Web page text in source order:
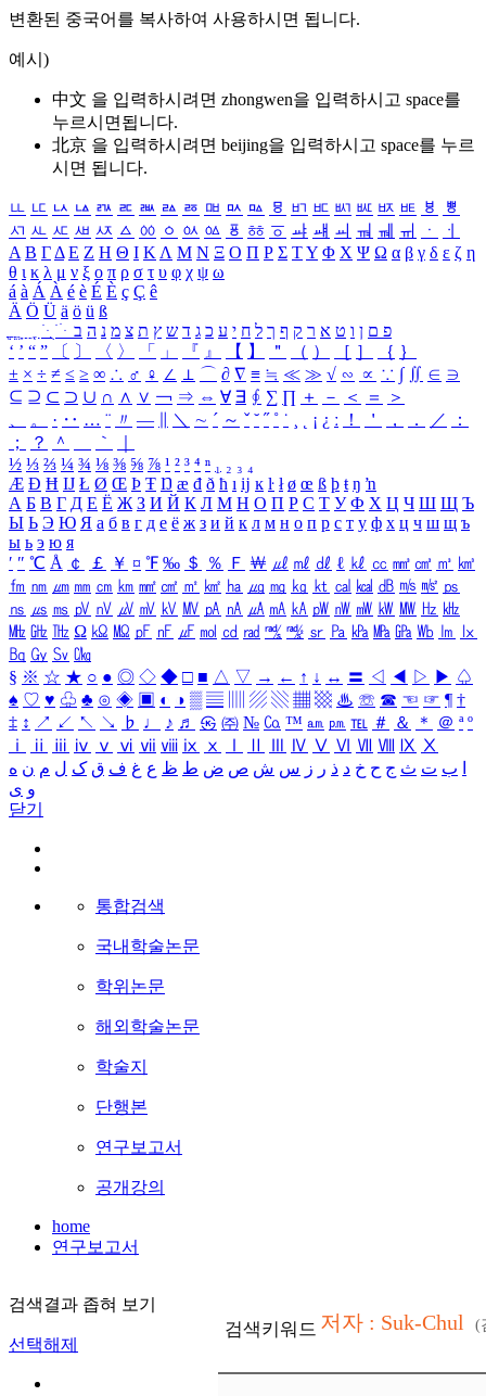
변환된 중국어를 복사하여 사용하시면 됩니다.
예시)
中文 을 입력하시려면 zhongwen을 입력하시고 space를
누르시면됩니다.
北京 을 입력하시려면 beijing을 입력하시고 space를 누르
시면 됩니다.
ㅥ ㅦ ㅧ ㅨ ㅩ ㅪ ㅫ ㅬ ㅭ ㅮ ㅯ ㅰ ㅱ ㅲ ㅳ ㅴ ㅵ ㅶ ㅷ ㅸ
ㅹ
ㅺ ㅻ ㅼ ㅽ ㅾ ㅿ ㆀ ㆁ ㆂ ㆃ ㆄ ㆅ ㆆ ㆇ ㆈ ㆉ ㆊ ㆋ ㆌ ㆍ
ㆎ
Α Β ΓΔ Ε Ζ Η Θ Ι ΚΛ Μ Ν Ξ Ο Π Ρ Σ ΤΥ Φ Χ Ψ Ω α β γ δ ε ζ η
θ ι κ λ μ ν ξ ο π ρ σ τ υ φ χ ψ ω
á à Á À é è É È ç Ç ê
Ä Ö Ü ä ö ü ß
ִֶֹ ֻּ ׁׂ פ ם ן ו ט א ר ק ף ך ל ח י ע כ ג ד ש ץ ת צ מ נ ה ב
‘ ’ “ ” 〔 〕 〈 〉 「 」 『 』 【 】 ＂ （ ） ［ ］ ｛ ｝
± × ÷ ≠ ≤ ≥ ∞ ∴ ♂ ♀ ∠ ⊥ ⌒ ∂ ∇ ≡ ≒ ≪ ≫ √ ∽ ∝ ∵ ∫ ∬ ∈ ∋
⊆ ⊇ ⊂ ⊃ ∪ ∩ ∧ ∨ ￢ ⇒ ⇔ ∀ ∃ ∮ ∑ ∏ ＋ － ＜ ＝
＞
、
。 · ‥ … ¨ 〃 ― ＼ ∼ ´ ～ ˇ ˘ ˝ ˚ ˙ ¸ ¡ ¿ ː ！ ＇ ， ． ／
：
；
？ ＾ ｀
½ ⅓ ⅔ ¼ ¾ ⅛ ⅜ ⅝ ⅞ ¹ ² ³ ⁴ ⁿ ₁ ₂ ₃ ₄
Æ Ð Ħ Ĳ Ł Ø Œ Þ Ŧ Ŋ æ đ ð ħ ı ĳ ĸ ŀ ł ø œ ß þ ŧ ŋ ŉ
А Б В Г Д Е Ё Ж З И Й К Л М Н О П Р С Т У Ф Х Ц Ч Ш Щ Ъ
Ы Ь Э Ю Я а б в г д е ё ж з и й к л м н о п р с т у ф х ц ч ш щ ъ
ы ь э ю я
′ ″ ℃ Å ￠ ￡ ￥ ¤ ℉ ‰ ＄ ％ Ｆ ￦ ㎕ ㎖ ㎗ ℓ ㎘ ㏄ ㎣ ㎤ ㎥ ㎦
㎙ ㎚ ㎛ ㎜ ㎝ ㎞ ㎟ ㎠ ㎡ ㎢ ㏊ ㎍ ㎎ ㎏ ㏏ ㎈ ㎉ ㏈ ㎧ ㎨ ㎰
㎱ ㎲ ㎳ ㎴ ㎵ ㎶ ㎷ ㎸ ㎹ ㎀ ㎁ ㎂ ㎃ ㎄ ㎺ ㎻ ㎽ ㎾ ㎿ ㎐ ㎑
㎒ ㎓ ㎔ Ω ㏀ ㏁ ㎊ ㎋ ㎌ ㏖ ㏅ ㎭ ㎮ ㎯ ㏛ ㎩ ㎪ ㎫ ㎬ ㏝ ㏐
㏓
㏃ ㏉ ㏜ ㏆
§ ※ ☆ ★ ○ ● ◎ ◇ ◆ □ ■ △ ▽ → ← ↑ ↓ ↔ 〓 ◁ ◀ ▷ ▶ ♤
♠ ♡ ♥ ♧ ♣ ⊙ ◈ ▣ ◐ ◑ ▒ ▤ ▨ ▧ ▦ ▩ ♨ ☏ ☎ ☜ ☞ ¶ †
‡ ↕ ↗ ↙ ↖ ↘ ♭ ♩ ♪ ♬ ㉿ ㈜ № ㏇ ™ ㏂ ㏘ ℡ ＃ ＆ ＊ ＠ ª º
ⅰ
ⅱ ⅲ ⅳ ⅴ ⅵ ⅶ ⅷ ⅸ ⅹ Ⅳ Ⅴ Ⅵ Ⅶ Ⅷ Ⅸ Ⅹ
ب ت ث ج ح خ د ذ ر ز س ش ص ض ط ظ ع غ ف ق ک ل م ن ه
و ی
닫기
통합검색
국내학술논문
학위논문
해외학술논문
학술지
단행본
연구보고서
공개강의
home
연구보고서
검색결과 좁혀 보기
선택해제
검색키워드 저자 : Suk-Chul (